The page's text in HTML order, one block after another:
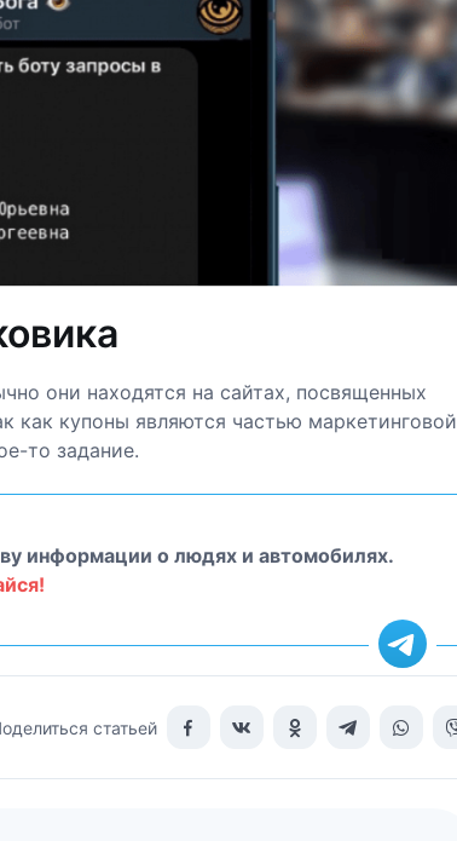
они находятся на сайтах, посвященных
как купоны являются частью маркетинговой
то задание.
информации о людях и автомобилях.
статьей